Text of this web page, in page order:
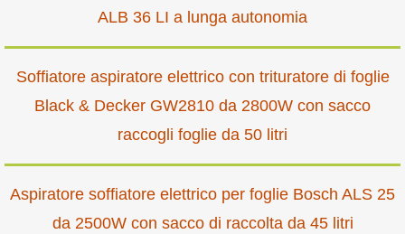
ALB 36 LI a lunga autonomia
Soffiatore aspiratore elettrico con trituratore di foglie
Black & Decker GW2810 da 2800W con sacco
raccogli foglie da 50 litri
Aspiratore soffiatore elettrico per foglie Bosch ALS 25
da 2500W con sacco di raccolta da 45 litri